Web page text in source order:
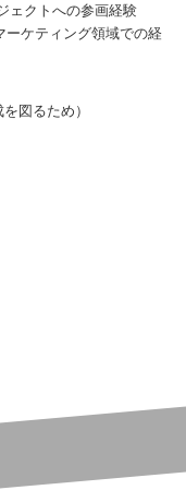
ェクトへの参画経験
ーケティング領域での経
図るため）